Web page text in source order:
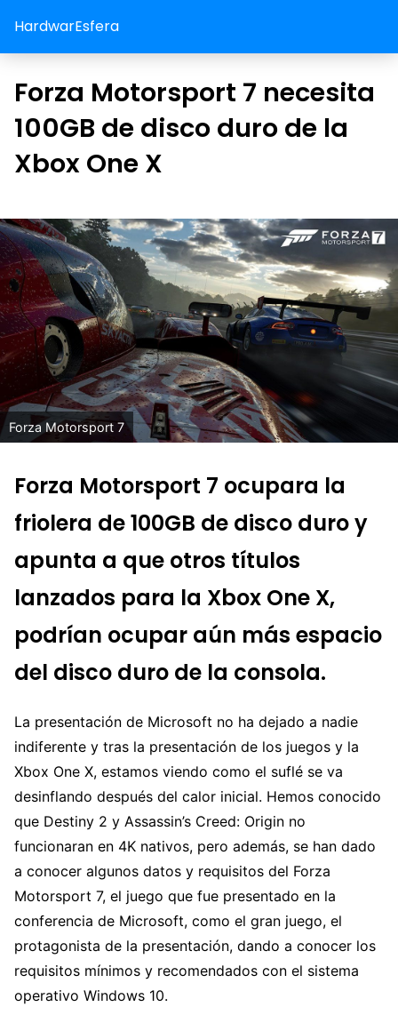
HardwarEsfera
Forza Motorsport 7 necesita
100GB de disco duro de la
Xbox One X
Forza Motorsport 7
Forza Motorsport 7 ocupara la
friolera de 100GB de disco duro y
apunta a que otros títulos
lanzados para la Xbox One X,
podrían ocupar aún más espacio
del disco duro de la consola.
La presentación de Microsoft no ha dejado a nadie
indiferente y tras la presentación de los juegos y la
Xbox One X, estamos viendo como el suflé se va
desinflando después del calor inicial. Hemos conocido
que Destiny 2 y Assassin’s Creed: Origin no
funcionaran en 4K nativos, pero además, se han dado
a conocer algunos datos y requisitos del Forza
Motorsport 7, el juego que fue presentado en la
conferencia de Microsoft, como el gran juego, el
protagonista de la presentación, dando a conocer los
requisitos mínimos y recomendados con el sistema
operativo Windows 10.